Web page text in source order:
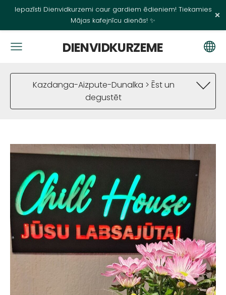
Iepazīsti Dienvidkurzemi caur gardiem ēdieniem! Tiekamies
Mājas kafejnīcu dienās! ✨
×
DIENVIDKURZEME
Kazdanga-Aizpute-Dunalka > Ēst un
degustēt